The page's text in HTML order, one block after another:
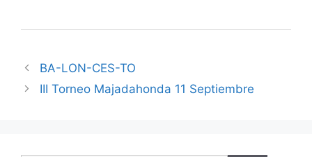
BA-LON-CES-TO
III Torneo Majadahonda 11 Septiembre